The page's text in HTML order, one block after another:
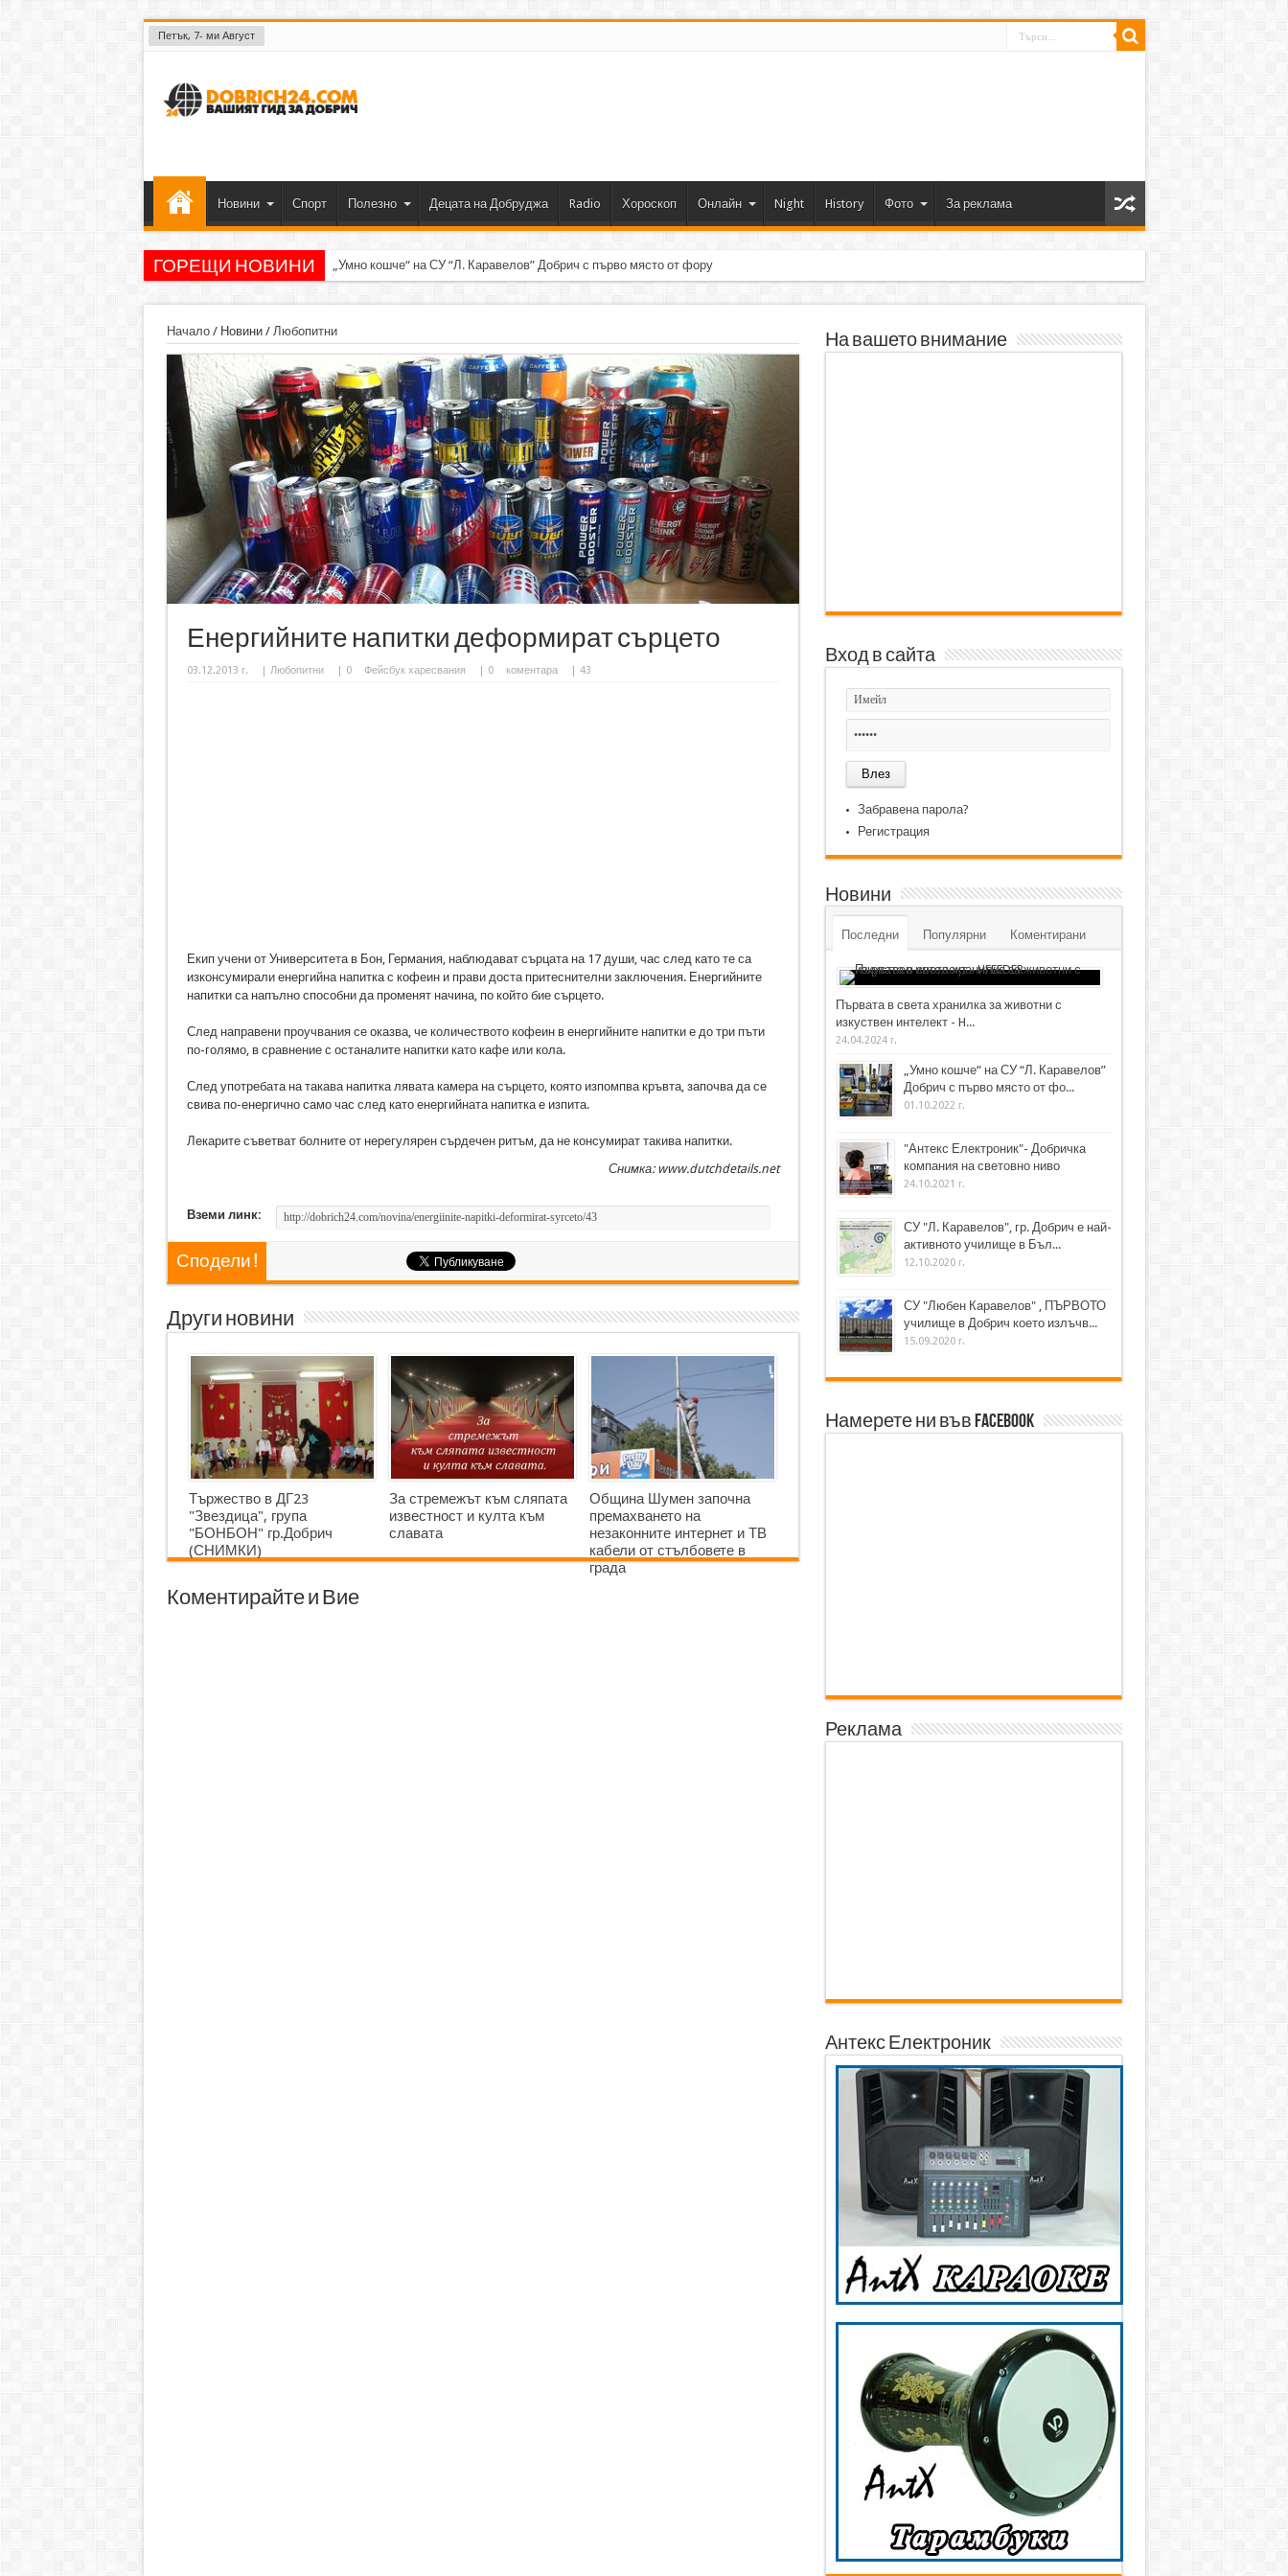
Петък, 7- ми Август
Новини Спорт Полезно Децата на Добруджа Radio Хороскоп Онлайн Night History Фото За реклама
ГОРЕЩИ НОВИНИ „Умно кошче“ на СУ “Л. Каравелов” Добрич с първо място от форум по роботика
Начало/ Новини/ Любопитни
Енергийните напитки деформират сърцето
03.12.2013 г. | Любопитни | 0 Фейсбук харесвания | 0 коментара | 43
Екип учени от Университета в Бон, Германия, наблюдават сърцата на 17 души, час след като те са
изконсумирали енергийна напитка с кофеин и прави доста притеснителни заключения. Енергийните
напитки са напълно способни да променят начина, по който бие сърцето.
След направени проучвания се оказва, че количеството кофеин в енергийните напитки е до три пъти
по-голямо, в сравнение с останалите напитки като кафе или кола.
След употребата на такава напитка лявата камера на сърцето, която изпомпва кръвта, започва да се
свива по-енергично само час след като енергийната напитка е изпита.
Лекарите съветват болните от нерегулярен сърдечен ритъм, да не консумират такива напитки.
Снимка: www.dutchdetails.net
Вземи линк:
Сподели !
Други новини
Тържество в ДГ23
"Звездица", група
"БОНБОН" гр.Добрич
(СНИМКИ)
За стремежът към сляпата
известност и култа към
славата
Община Шумен започна
премахването на
незаконните интернет и ТВ
кабели от стълбовете в
града
Коментирайте и Вие
На вашето внимание
Вход в сайта
Забравена парола?
Регистрация
Новини
Последни Популярни Коментирани
Първата в света хранилка за животни с
изкуствен интелект - H...
24.04.2024 г.
„Умно кошче“ на СУ “Л. Каравелов”
Добрич с първо място от фо...
01.10.2022 г.
"Антекс Електроник"- Добричка
компания на световно ниво
24.10.2021 г.
СУ "Л. Каравелов", гр. Добрич е най-
активното училище в Бъл...
12.10.2020 г.
СУ "Любен Каравелов" , ПЪРВОТО
училище в Добрич което излъчв...
15.09.2020 г.
Намерете ни във Facebook
Реклама
Антекс Електроник